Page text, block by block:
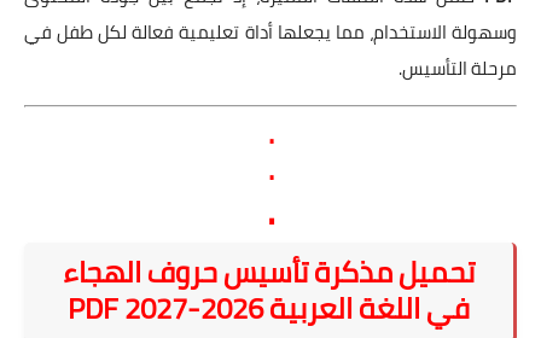
وسهولة الاستخدام، مما يجعلها أداة تعليمية فعالة لكل طفل في
مرحلة التأسيس.
.
.
.
تحميل مذكرة تأسيس حروف الهجاء
في اللغة العربية 2026-2027 PDF